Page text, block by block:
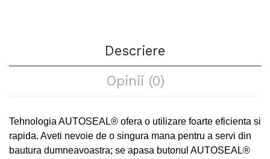
Descriere
Opinii (0)
Tehnologia AUTOSEAL® ofera o utilizare foarte eficienta si
rapida. Aveti nevoie de o singura mana pentru a servi din
bautura dumneavoastra; se apasa butonul AUTOSEAL®